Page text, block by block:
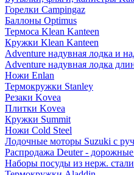
Горелки Campingaz
Баллоны Optimus
Термоса Klean Kanteen
Кружки Klean Kanteen
Adventure надувная лодка и
Adventure надувная лодка
Ножи Enlan
Термокружки Stanley
Резаки Kovea
Плитки Kovea
Кружки Summit
Ножи Cold Steel
Лодочные моторы Suzuki с
Распродажа Deuter -
Наборы посуды из нерж. стали